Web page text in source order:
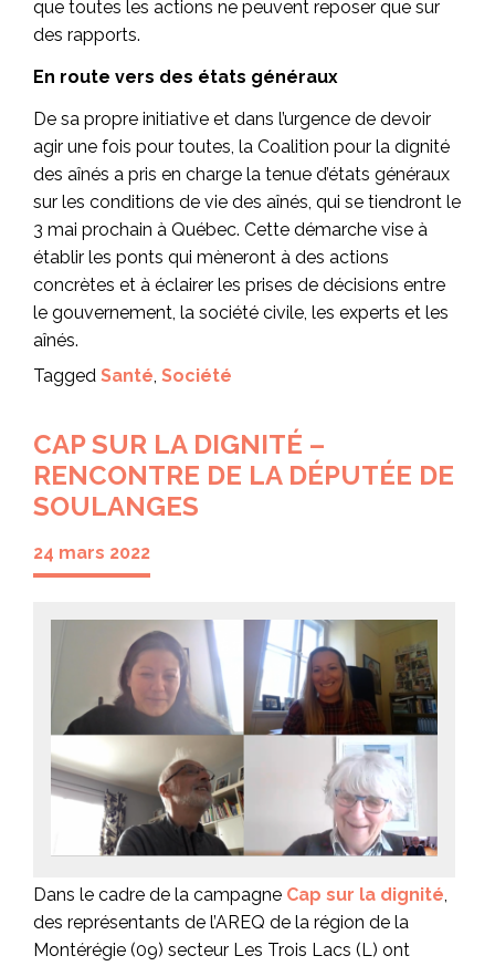
que toutes les actions ne peuvent reposer que sur
des rapports.
En route vers des états généraux
De sa propre initiative et dans l’urgence de devoir
agir une fois pour toutes, la Coalition pour la dignité
des aînés a pris en charge la tenue d’états généraux
sur les conditions de vie des aînés, qui se tiendront le
3 mai prochain à Québec. Cette démarche vise à
établir les ponts qui mèneront à des actions
concrètes et à éclairer les prises de décisions entre
le gouvernement, la société civile, les experts et les
aînés.
Tagged Santé, Société
CAP SUR LA DIGNITÉ –
RENCONTRE DE LA DÉPUTÉE DE
SOULANGES
24 mars 2022
Dans le cadre de la campagne Cap sur la dignité,
des représentants de l’AREQ de la région de la
Montérégie (09) secteur Les Trois Lacs (L) ont